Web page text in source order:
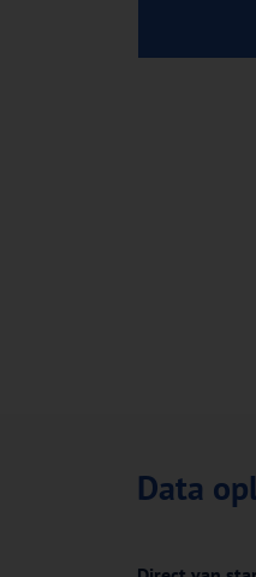
Data